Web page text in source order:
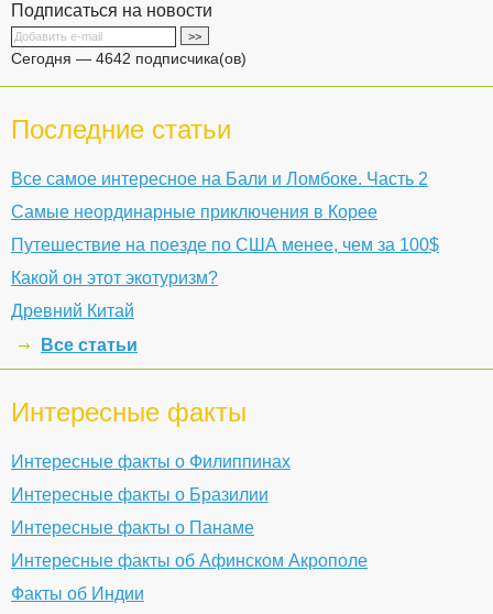
Подписаться на новости
Сегодня — 4642 подписчика(ов)
Последние статьи
Все самое интересное на Бали и Ломбоке. Часть 2
Самые неординарные приключения в Корее
Путешествие на поезде по США менее, чем за 100$
Какой он этот экотуризм?
Древний Китай
Все статьи
Интересные факты
Интересные факты о Филиппинах
Интересные факты о Бразилии
Интересные факты о Панаме
Интересные факты об Афинском Акрополе
Факты об Индии